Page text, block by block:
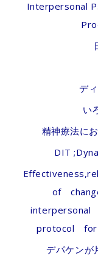
Interpersonal
デ
い
精神療法に
DIT
of
protocol for
デパケンが